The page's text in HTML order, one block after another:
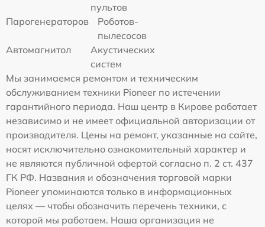
пультов
Парогенераторов
Роботов-
пылесосов
Автомагнитол
Акустических
систем
Мы занимаемся ремонтом и техническим
обслуживанием техники Pioneer по истечении
гарантийного периода. Наш центр в Кирове работает
независимо и не имеет официальной авторизации от
производителя. Цены на ремонт, указанные на сайте,
носят исключительно ознакомительный характер и
не являются публичной офертой согласно п. 2 ст. 437
ГК РФ. Названия и обозначения торговой марки
Pioneer упоминаются только в информационных
целях — чтобы обозначить перечень техники, с
которой мы работаем. Наша организация не